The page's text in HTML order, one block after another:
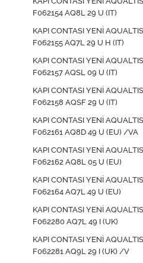
F062154 AQ8L 29 U (IT)
KAPI CONTASI YENİ
F062155 AQ7L 29 U H (IT)
KAPI CONTASI YENİ
F062157 AQSL 09 U (IT)
KAPI CONTASI YENİ
F062158 AQSF 29 U (IT)
KAPI CONTASI YENİ
F062161 AQ8D 49 U (EU) /VA
KAPI CONTASI YENİ
F062162 AQ8L 05 U (EU)
KAPI CONTASI YENİ
F062164 AQ7L 49 U (EU)
KAPI CONTASI YENİ
F062280 AQ7L 49 I (UK)
KAPI CONTASI YENİ
F062281 AQ9L 29 I (UK) /V